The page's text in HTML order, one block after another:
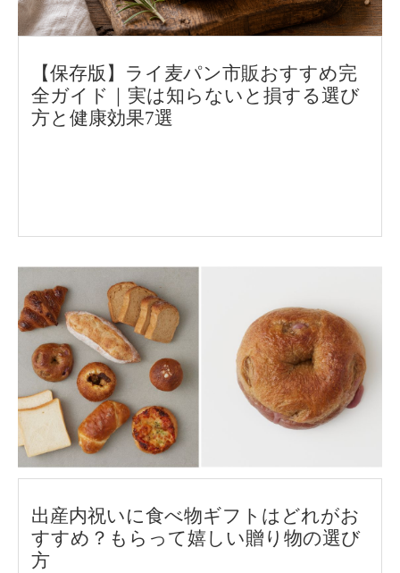
【保存版】ライ麦パン市販おすすめ完
全ガイド｜実は知らないと損する選び
方と健康効果7選
出産内祝いに食べ物ギフトはどれがお
すすめ？もらって嬉しい贈り物の選び
方